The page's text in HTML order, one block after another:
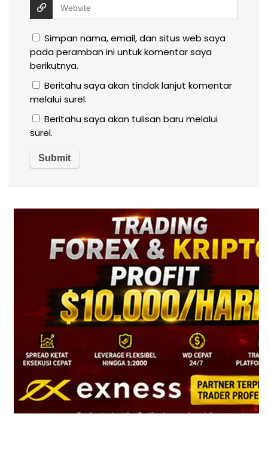
Simpan nama, email, dan situs web saya
pada peramban ini untuk komentar saya
berikutnya.
Beritahu saya akan tindak lanjut komentar
melalui surel.
Beritahu saya akan tulisan baru melalui
surel.